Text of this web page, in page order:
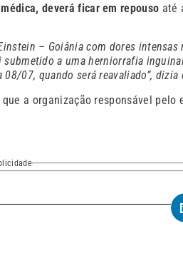
médica, deverá ficar em repouso até
– Goiânia com dores
a uma herniorrafia
07, quando será reavaliado”, dizia
a organização responsável pelo